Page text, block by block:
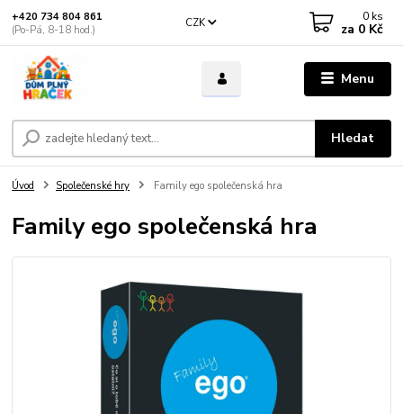
Menu
CZK
Hledat
+420 734 804 861
(Po-Pá, 8-18 hod.)
0 ks
za 0 Kč
Úvod Společenské hry Family ego společenská hra
Family ego společenská hra